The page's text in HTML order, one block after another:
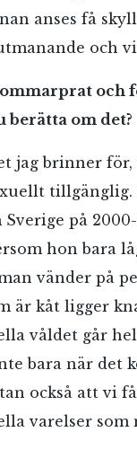
anses få
och
och
berätta om det?
jag brinner
på
hon bara
vänder på
är kåt ligger
våldet går
bara när
också att vi
varelser som